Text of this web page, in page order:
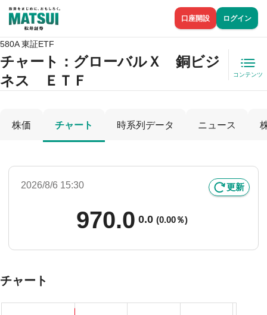
口座開設 ログイン
580A 東証ETF
チャート： グローバルＸ 銅ビジ
ネス ＥＴＦ
コンテンツ
株価 チャート 時系列データ ニュース
2026/8/6 15:30 更新
970.0 0.0 (0.00％)
チャート